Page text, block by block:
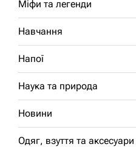
Міфи та легенди
Навчання
Напої
Наука та природа
Новини
Одяг, взуття та аксесуари